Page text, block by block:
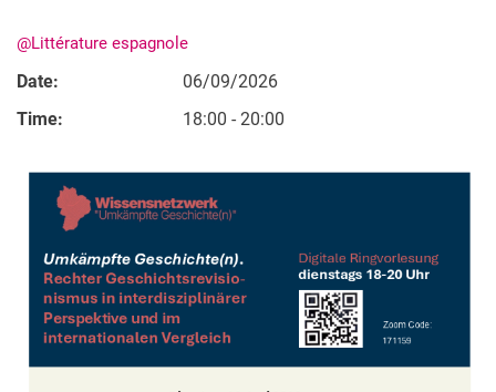
@Littérature espagnole
Date:
06/09/2026
Time:
18:00 - 20:00